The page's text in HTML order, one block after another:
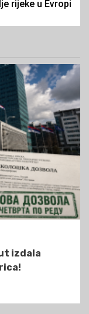
rijeke u Evropi
izdala